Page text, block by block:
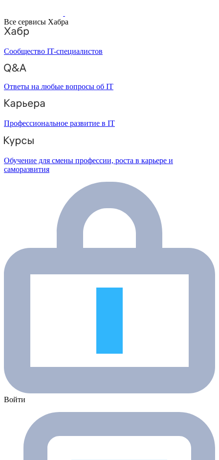
Все сервисы Хабра
Сообщество IT-специалистов
Ответы на любые вопросы об IT
Профессиональное развитие в IT
Обучение для смены профессии, роста в карьере и
саморазвития
Войти